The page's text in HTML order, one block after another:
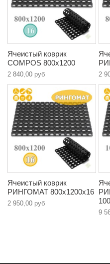
Ячеистый коврик
COMPOS 800х1200
2 840,00 руб 2
Ячеистый коврик
РИНГОМАТ 800х1200х16
2 950,00 руб
9